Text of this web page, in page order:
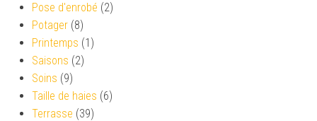
Pose d'enrobé (2)
Potager (8)
Printemps (1)
Saisons (2)
Soins (9)
Taille de haies (6)
Terrasse (39)